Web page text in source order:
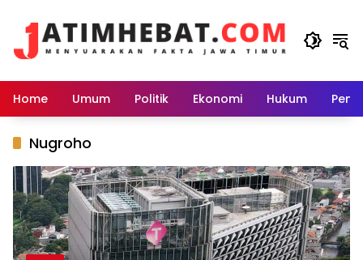
Home Umum Politik Ekonomi Hukum
Nugroho